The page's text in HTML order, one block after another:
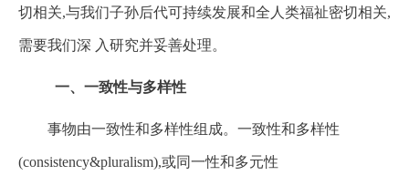
切相关,与我们子孙后代可持续发展和全人类福祉密切相关,
需要我们深 入研究并妥善处理。
一、一致性与多样性
事物由一致性和多样性组成。一致性和多样性
(consistency&pluralism),或同一性和多元性